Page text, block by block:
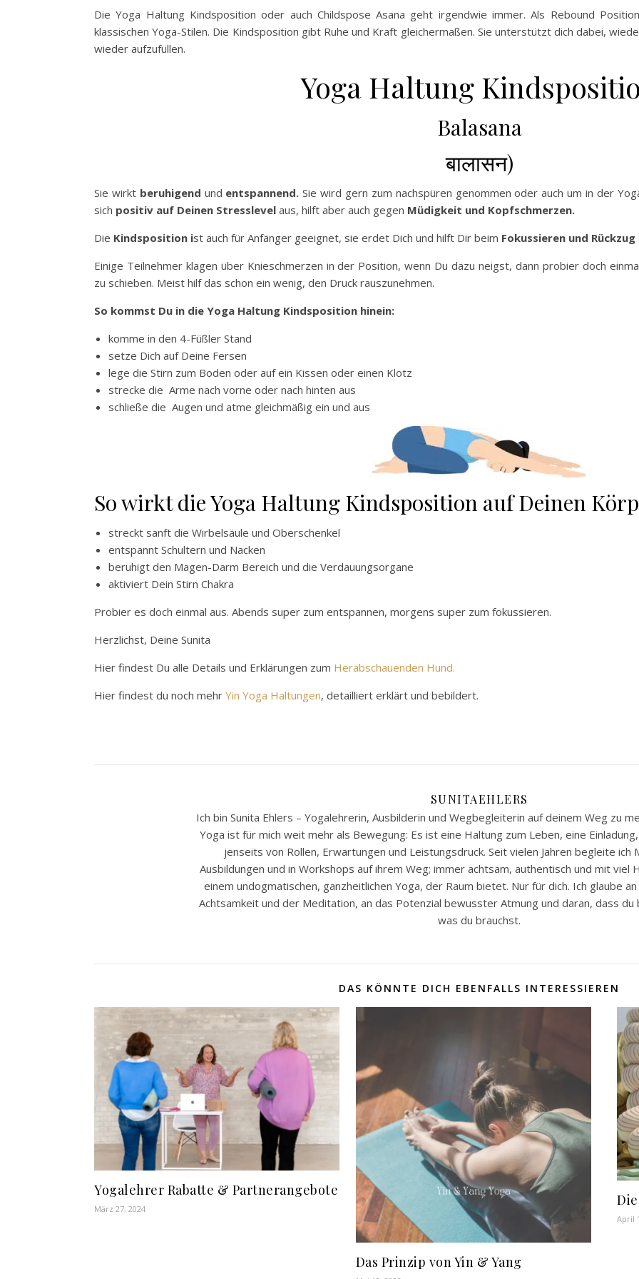
Die Yoga Haltung Kindsposition oder auch Childspose Asana geht irgendwie immer. Als Rebound
klassischen Yoga-Stilen. Die Kindsposition gibt Ruhe und Kraft gleichermaßen. Sie unterstützt dich dabei,
wieder aufzufüllen.
Yoga Haltung
Balasana
बालासन)
Sie wirkt beruhigend und entspannend. Sie wird gern zum nachspüren genommen oder auch um in der
sich positiv auf Deinen Stresslevel aus, hilft aber auch gegen Müdigkeit und Kopfschmerzen.
Die Kindsposition ist auch für Anfänger geeignet, sie erdet Dich und hilft Dir beim Fokussieren und
Einige Teilnehmer klagen über Knieschmerzen in der Position, wenn Du dazu neigst, dann probier doch
zu schieben. Meist hilf das schon ein wenig, den Druck rauszunehmen.
So kommst Du in die Yoga Haltung Kindsposition hinein:
komme in den 4-Füßler Stand
setze Dich auf Deine Fersen
lege die Stirn zum Boden oder auf ein Kissen oder einen Klotz
strecke die Arme nach vorne oder nach hinten aus
schließe die Augen und atme gleichmäßig ein und aus
So wirkt die Yoga Haltung Kindsposition auf Deinen
streckt sanft die Wirbelsäule und Oberschenkel
entspannt Schultern und Nacken
beruhigt den Magen-Darm Bereich und die Verdauungsorgane
aktiviert Dein Stirn Chakra
Probier es doch einmal aus. Abends super zum entspannen, morgens super zum fokussieren.
Herzlichst, Deine Sunita
Hier findest Du alle Details und Erklärungen zum Herabschauenden Hund.
Hier findest du noch mehr Yin Yoga Haltungen, detailliert erklärt und bebildert.
SUNITAEHLERS
Ich bin Sunita Ehlers – Yogalehrerin, Ausbilderin und Wegbegleiterin auf deinem Weg zu
Yoga ist für mich weit mehr als Bewegung: Es ist eine Haltung zum Leben, eine
jenseits von Rollen, Erwartungen und Leistungsdruck. Seit vielen Jahren begleite ich
Ausbildungen und in Workshops auf ihrem Weg; immer achtsam, authentisch und mit viel
einem undogmatischen, ganzheitlichen Yoga, der Raum bietet. Nur für dich. Ich glaube
Achtsamkeit und der Meditation, an das Potenzial bewusster Atmung und daran, dass
was du brauchst.
DAS KÖNNTE DICH EBENFALLS INTERESSIEREN
Yogalehrer Rabatte & Partnerangebote
März 27, 2024
Das Prinzip von Yin & Yang
April